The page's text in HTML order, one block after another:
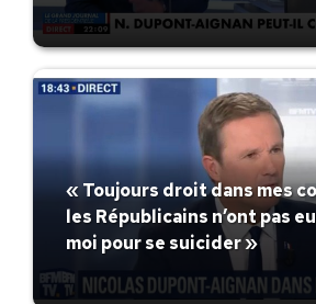
« Toujours droit dans mes
les Républicains n’ont pas
moi pour se suicider »